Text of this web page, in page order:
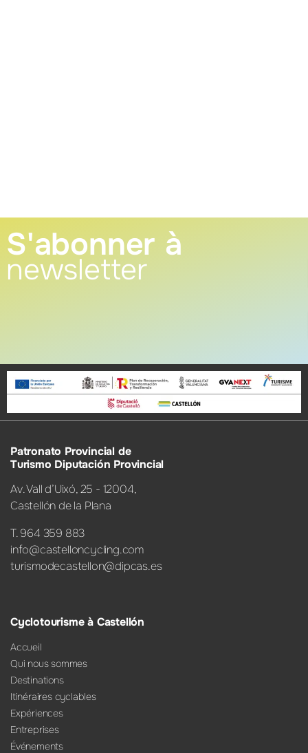
S'abonner à
newsletter
Patronato Provincial de
Turismo Diputación Provincial
Av. Vall d’Uixó, 25 - 12004,
Castellón de la Plana
T. 964 359 883
info@castelloncycling.com
turismodecastellon@dipcas.es
Cyclotourisme à Castellón
Accueil
Qui nous sommes
Destinations
Itinéraires cyclables
Expériences
Entreprises
Événements